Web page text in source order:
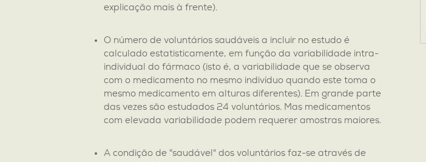
explicação mais à frente).
O número de voluntários saudáveis a incluir no estudo é
calculado estatisticamente, em função da variabilidade intra-
individual do fármaco (isto é, a variabilidade que se observa
com o medicamento no mesmo indivíduo quando este toma o
mesmo medicamento em alturas diferentes). Em grande parte
das vezes são estudados 24 voluntários. Mas medicamentos
com elevada variabilidade podem requerer amostras maiores.
A condição de "saudável" dos voluntários faz-se através de